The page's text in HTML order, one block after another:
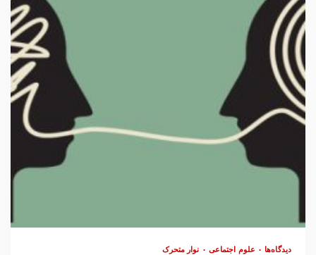
دیدگاه‌ها علوم اجتماعی نوار متحرک